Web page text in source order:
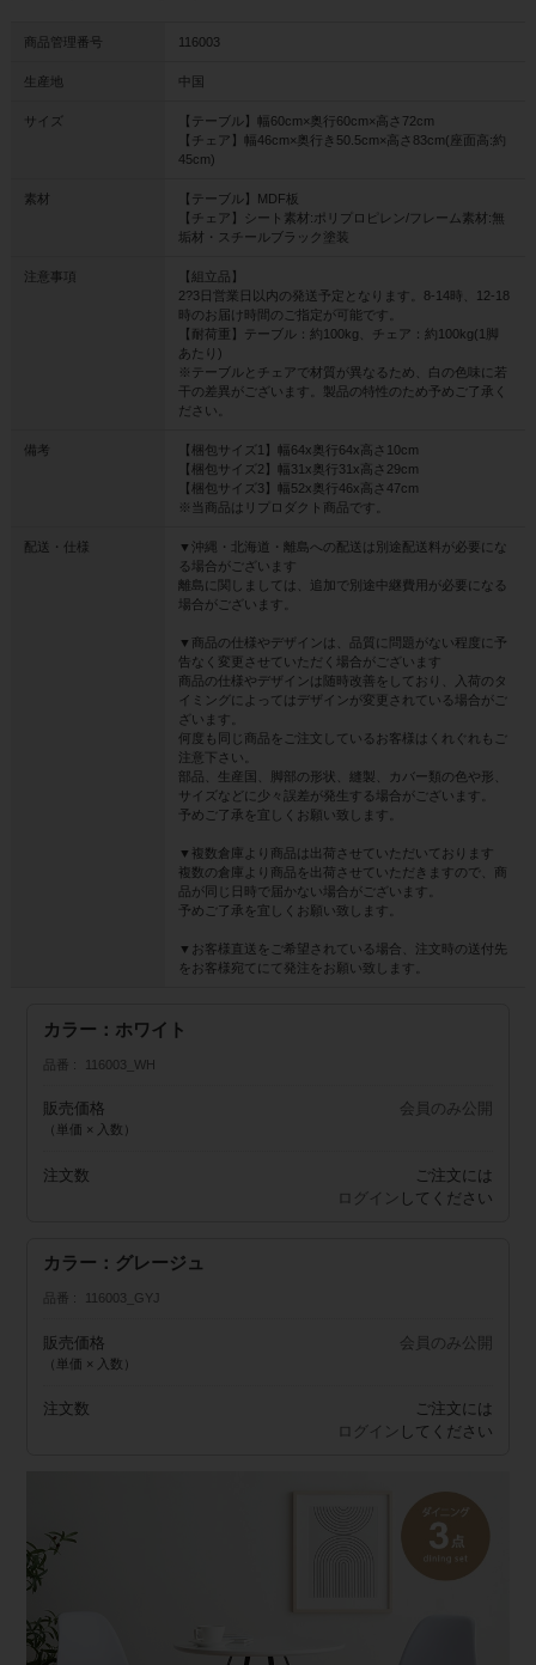
商品管理番号 116003
生産地 中国
サイズ
【テーブル】幅60cm×奥行60cm×高さ72cm
【チェア】幅46cm×奥行き50.5cm×高さ83cm(座面高:約
45cm)
素材
【テーブル】MDF板
【チェア】シート素材:ポリプロピレン/フレーム素材:無
垢材・スチールブラック塗装
注意事項
【組立品】
2?3日営業日以内の発送予定となります。8-14時、12-18
時のお届け時間のご指定が可能です。
【耐荷重】テーブル：約100kg、チェア：約100kg(1脚
あたり)
※テーブルとチェアで材質が異なるため、白の色味に若
干の差異がございます。製品の特性のため予めご了承く
ださい。
備考
【梱包サイズ1】幅64x奥行64x高さ10cm
【梱包サイズ2】幅31x奥行31x高さ29cm
【梱包サイズ3】幅52x奥行46x高さ47cm
※当商品はリプロダクト商品です。
配送・仕様
▼沖縄・北海道・離島への配送は別途配送料が必要にな
る場合がございます
離島に関しましては、追加で別途中継費用が必要になる
場合がございます。
▼商品の仕様やデザインは、品質に問題がない程度に予
告なく変更させていただく場合がございます
商品の仕様やデザインは随時改善をしており、入荷のタ
イミングによってはデザインが変更されている場合がご
ざいます。
何度も同じ商品をご注文しているお客様はくれぐれもご
注意下さい。
部品、生産国、脚部の形状、縫製、カバー類の色や形、
サイズなどに少々誤差が発生する場合がございます。
予めご了承を宜しくお願い致します。
▼複数倉庫より商品は出荷させていただいております
複数の倉庫より商品を出荷させていただきますので、商
品が同じ日時で届かない場合がございます。
予めご了承を宜しくお願い致します。
▼お客様直送をご希望されている場合、注文時の送付先
をお客様宛てにて発注をお願い致します。
カラー：ホワイト
品番 116003_WH
販売価格
（単価 × 入数）
会員のみ公開
注文数
ご注文には
ログイン してください
カラー：グレージュ
品番 116003_GYJ
販売価格
（単価 × 入数）
会員のみ公開
注文数
ご注文には
ログイン してください